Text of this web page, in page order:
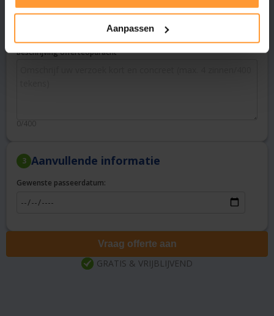
Aanpassen
Plaats
Beschrijving offerteopdracht
0/400
3 Aanvullende informatie
Gewenste passeerdatum:
Vraag offerte aan
GRATIS & VRIJBLIJVEND